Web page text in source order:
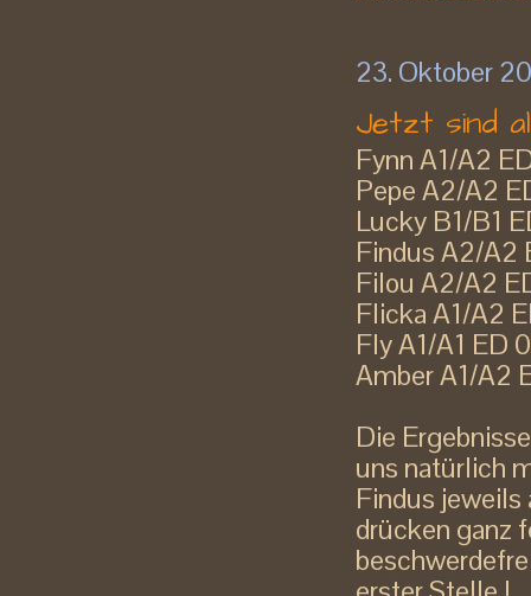
23. Oktober
Jetzt sind
Fynn A1/A2
Pepe A2/A2
Lucky B1/B1
Findus A2/A2
Filou A2/A2
Flicka A1/A2
Fly A1/A1 ED
Amber A1/A2
Die
uns natürlich
Findus
drücken ganz